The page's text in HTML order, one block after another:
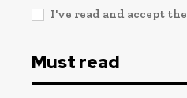
I've read and accept the
Must read